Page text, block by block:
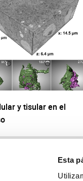
Esta
y tisular en el